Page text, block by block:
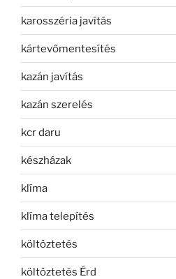
karosszéria javítás
kártevőmentesítés
kazán javítás
kazán szerelés
kcr daru
készházak
klíma
klíma telepítés
költöztetés
költöztetés Érd